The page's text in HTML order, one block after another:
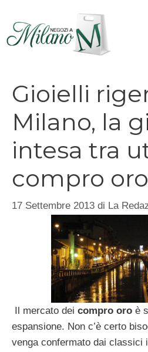
contenuto
Gioielli
Milano, la
intesa tra
compro oro
17 Settembre 2013 di La
Il mercato dei compro oro è
espansione. Non c’è certo
venga confermato dai classici